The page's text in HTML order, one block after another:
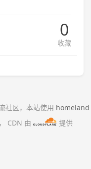
0
收藏
社区，本站使用 homeland
CDN 由 提供